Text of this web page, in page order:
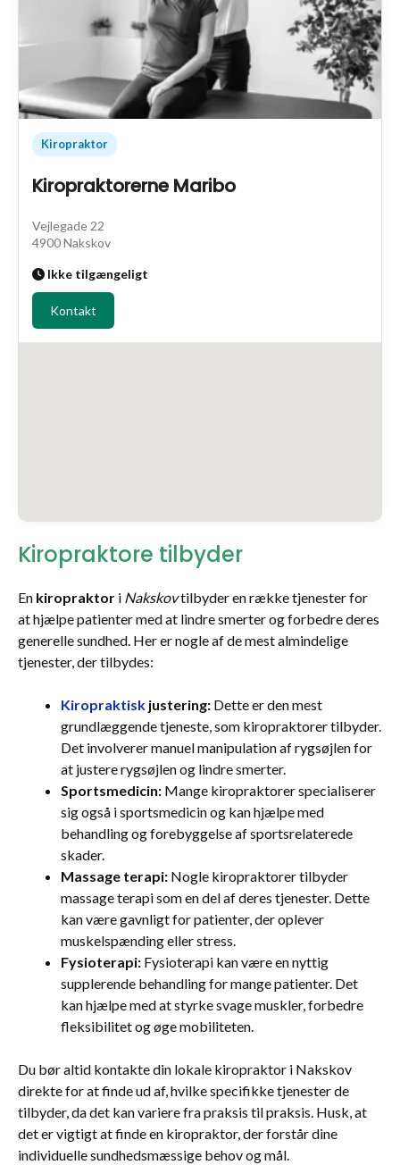
Kiropraktor
Kiropraktorerne Maribo
Vejlegade 22
4900 Nakskov
Ikke tilgængeligt
Kontakt
Kiropraktore tilbyder
En kiropraktor i Nakskovtilbyder en række tjenester for
at hjælpe patienter med at lindre smerter og forbedre deres
generelle sundhed. Her er nogle af de mest almindelige
tjenester, der tilbydes:
Kiropraktisk justering: Dette er den mest
grundlæggende tjeneste, som kiropraktorer tilbyder.
Det involverer manuel manipulation af rygsøjlen for
at justere rygsøjlen og lindre smerter.
Sportsmedicin: Mange kiropraktorer specialiserer
sig også i sportsmedicin og kan hjælpe med
behandling og forebyggelse af sportsrelaterede
skader.
Massage terapi: Nogle kiropraktorer tilbyder
massage terapi som en del af deres tjenester. Dette
kan være gavnligt for patienter, der oplever
muskelspænding eller stress.
Fysioterapi: Fysioterapi kan være en nyttig
supplerende behandling for mange patienter. Det
kan hjælpe med at styrke svage muskler, forbedre
fleksibilitet og øge mobiliteten.
Du bør altid kontakte din lokale kiropraktor i Nakskov
direkte for at finde ud af, hvilke specifikke tjenester de
tilbyder, da det kan variere fra praksis til praksis. Husk, at
det er vigtigt at finde en kiropraktor, der forstår dine
individuelle sundhedsmæssige behov og mål.